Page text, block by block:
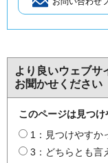
より良いウェブサ
お聞かせください
このページは見つ
1：見つけやすか
3：どちらとも言